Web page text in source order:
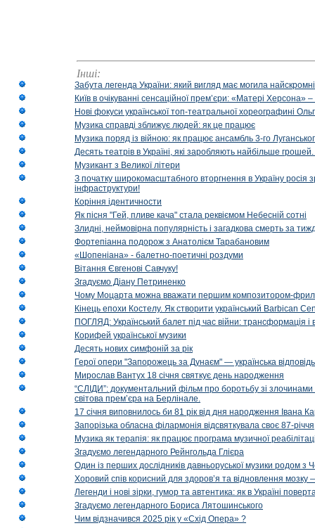
Інші:
Забута легенда України: який вигляд має могила
Київ в очікуванні сенсаційної прем’єри: «Матері
Нові фокуси української топ-театральної хореографині
Музика справді зближує людей: як це працює
Музика поряд із війною: як працює ансамбль 3-го
Десять театрів в Україні, які заробляють найбільше
Музикант з Великої літери
З початку широкомасштабного вторгнення в Україну росія
інфраструктури!
Коріння ідентичности
Як пісня "Гей, пливе кача" стала реквіємом Небесній сотні
Злидні, неймовірна популярність і загадкова смерть за
Фортепіанна подорож з Анатолієм Тарабановим
«Шопеніана» - балетно-поетичні роздуми
Вітання Євгенові Савчуку!
Згадуємо Діану Петриненко
Чому Моцарта можна вважати першим композитором-
Кінець епохи Костелу. Як створити український Barbican
ПОГЛЯД: Український балет під час війни: трансформація і
Корифей української музики
Десять нових симфоній за рік
Герої опери "Запорожець за Дунаєм" — українська
Мирослав Вантух 18 січня святкує день народження
“СЛІДИ”: документальний фільм про боротьбу зі
світова прем’єра на Берлінале.
17 січня виповнилось би 81 рік від дня народження Івана
Запорізька обласна філармонія відсвяткувала своє 87-річчя
Музика як терапія: як працює програма музичної
Згадуємо легендарного Рейнгольда Глієра
Один із перших дослідників давньоруської музики родом з
Хоровий спів корисний для здоров’я та відновлення мозку
Легенди і нові зірки, гумор та автентика: як в Україні
Згадуємо легендарного Бориса Лятошинського
Чим відзначився 2025 рік у «Схід Опера» ?